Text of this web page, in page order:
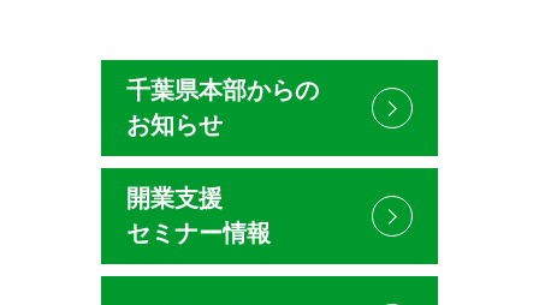
千葉県本部からの
お知らせ
開業支援
セミナー情報